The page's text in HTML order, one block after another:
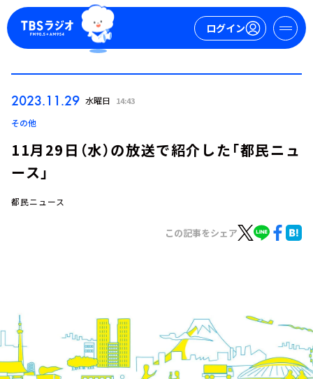
ログイン
イベント・グッズ
YouTube
会社情報
2023.11.29 水曜日 14:43
その他
11月29日（水）の放送で紹介した「都民ニュ
ース」
都民ニュース
この記事をシェア